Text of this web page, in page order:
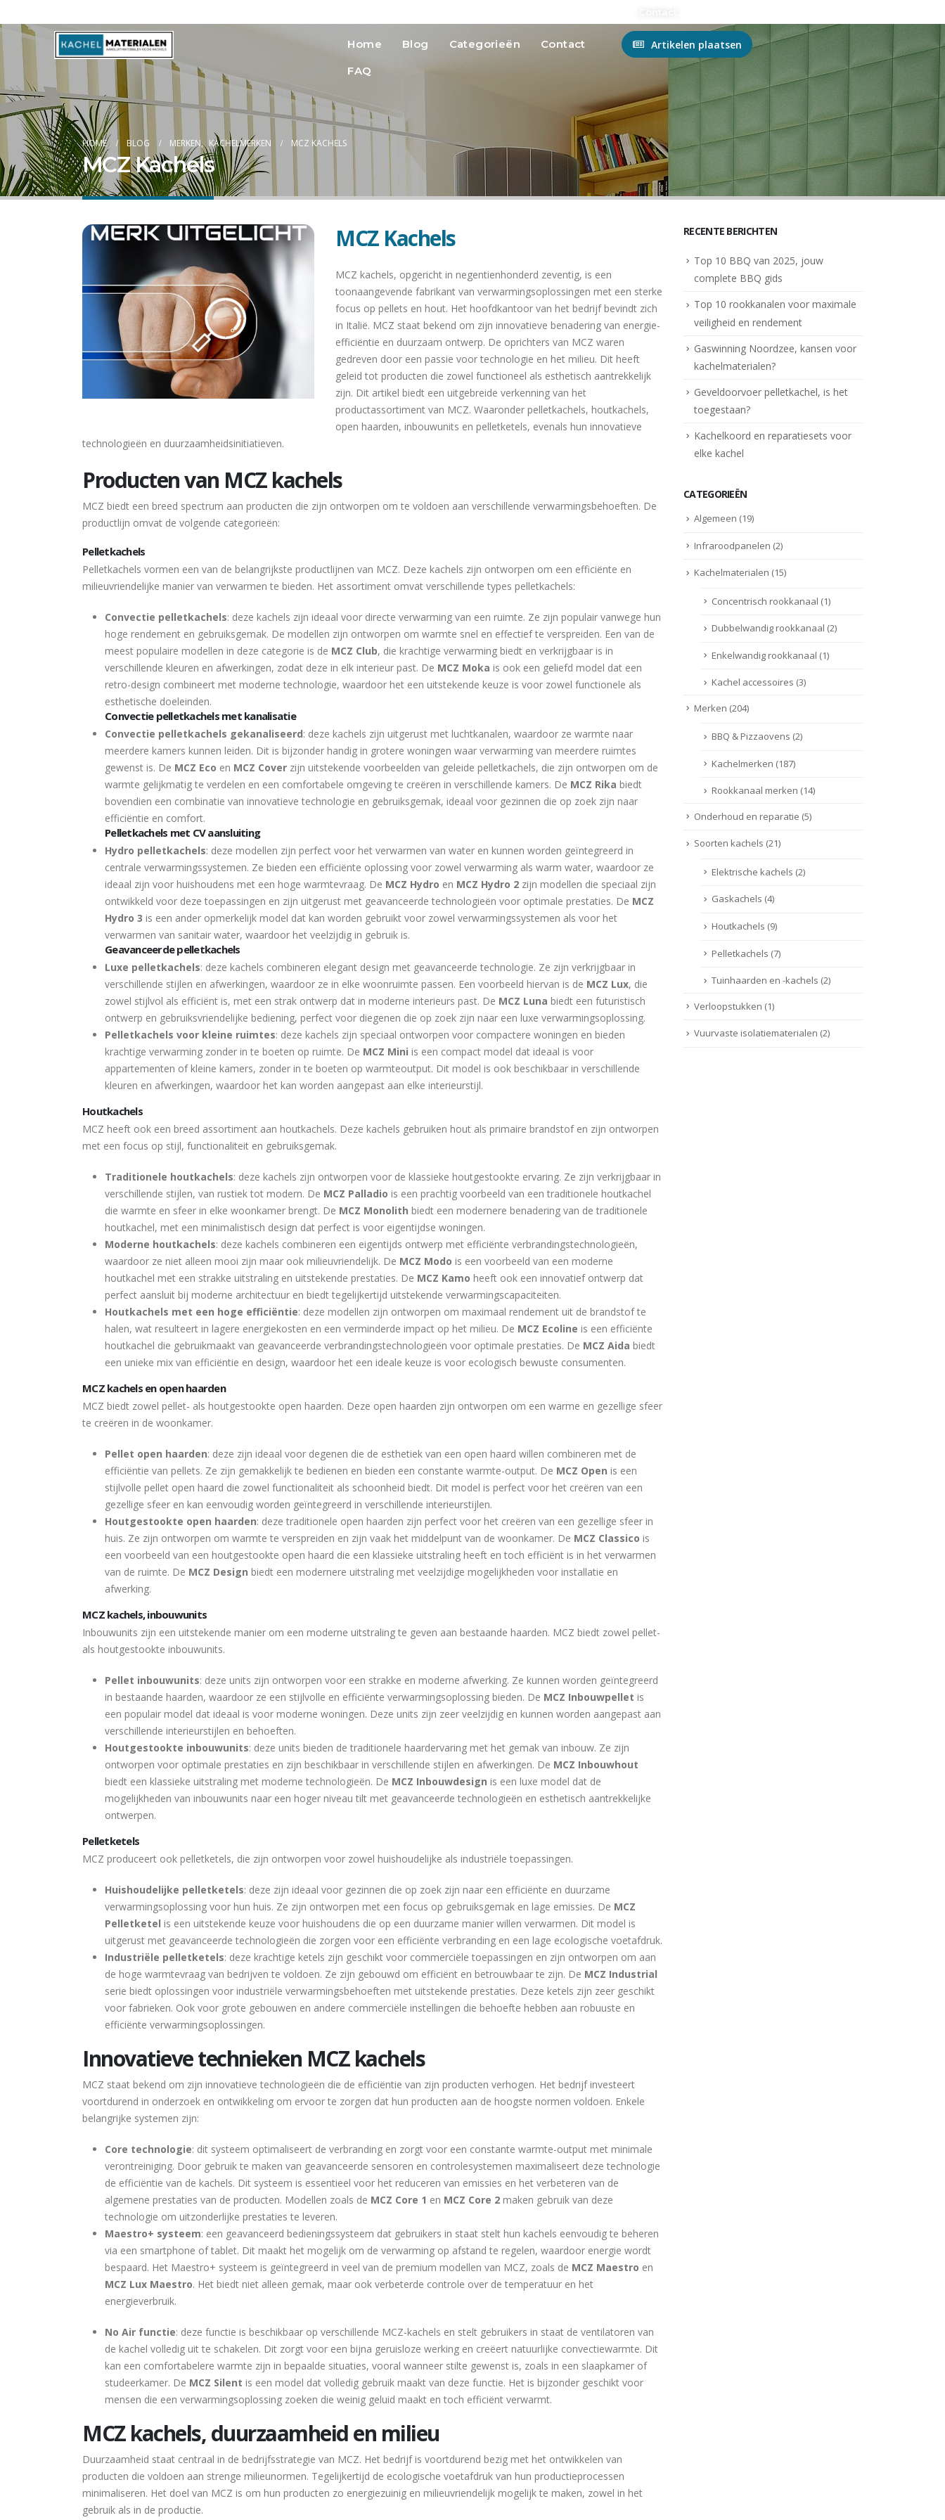
Home Blog Categorieën
Contact
FAQ
Artikelen plaatsen
HOME BLOG MERKEN, KACHELMERKEN MCZ KACHELS
MCZ Kachels
MCZ Kachels
MCZ kachels, opgericht in negentienhonderd zeventig, is een
toonaangevende fabrikant van verwarmingsoplossingen met een sterke
focus op pellets en hout. Het hoofdkantoor van het bedrijf bevindt zich
in Italië. MCZ staat bekend om zijn innovatieve benadering van energie-
efficiëntie en duurzaam ontwerp. De oprichters van MCZ waren
gedreven door een passie voor technologie en het milieu. Dit heeft
geleid tot producten die zowel functioneel als esthetisch aantrekkelijk
zijn. Dit artikel biedt een uitgebreide verkenning van het
productassortiment van MCZ. Waaronder pelletkachels, houtkachels,
open haarden, inbouwunits en pelletketels, evenals hun innovatieve
technologieën en duurzaamheidsinitiatieven.
Producten van MCZ kachels
MCZ biedt een breed spectrum aan producten die zijn ontworpen om te voldoen aan verschillende verwarmingsbehoeften. De
productlijn omvat de volgende categorieën:
Pelletkachels
Pelletkachels vormen een van de belangrijkste productlijnen van MCZ. Deze kachels zijn ontworpen om een efficiënte en
milieuvriendelijke manier van verwarmen te bieden. Het assortiment omvat verschillende types pelletkachels:
Convectie pelletkachels: deze kachels zijn ideaal voor directe verwarming van een ruimte. Ze zijn populair vanwege hun
hoge rendement en gebruiksgemak. De modellen zijn ontworpen om warmte snel en effectief te verspreiden. Een van de
meest populaire modellen in deze categorie is de MCZ Club, die krachtige verwarming biedt en verkrijgbaar is in
verschillende kleuren en afwerkingen, zodat deze in elk interieur past. De MCZ Moka is ook een geliefd model dat een
retro-design combineert met moderne technologie, waardoor het een uitstekende keuze is voor zowel functionele als
esthetische doeleinden.
Convectie pelletkachels met kanalisatie
Convectie pelletkachels gekanaliseerd: deze kachels zijn uitgerust met luchtkanalen, waardoor ze warmte naar
meerdere kamers kunnen leiden. Dit is bijzonder handig in grotere woningen waar verwarming van meerdere ruimtes
gewenst is. De MCZ Eco en MCZ Cover zijn uitstekende voorbeelden van geleide pelletkachels, die zijn ontworpen om de
warmte gelijkmatig te verdelen en een comfortabele omgeving te creëren in verschillende kamers. De MCZ Rika biedt
bovendien een combinatie van innovatieve technologie en gebruiksgemak, ideaal voor gezinnen die op zoek zijn naar
efficiëntie en comfort.
Pelletkachels met CV aansluiting
Hydro pelletkachels: deze modellen zijn perfect voor het verwarmen van water en kunnen worden geïntegreerd in
centrale verwarmingssystemen. Ze bieden een efficiënte oplossing voor zowel verwarming als warm water, waardoor ze
ideaal zijn voor huishoudens met een hoge warmtevraag. De MCZ Hydro en MCZ Hydro 2 zijn modellen die speciaal zijn
ontwikkeld voor deze toepassingen en zijn uitgerust met geavanceerde technologieën voor optimale prestaties. De MCZ
Hydro 3 is een ander opmerkelijk model dat kan worden gebruikt voor zowel verwarmingssystemen als voor het
verwarmen van sanitair water, waardoor het veelzijdig in gebruik is.
Geavanceerde pelletkachels
Luxe pelletkachels: deze kachels combineren elegant design met geavanceerde technologie. Ze zijn verkrijgbaar in
verschillende stijlen en afwerkingen, waardoor ze in elke woonruimte passen. Een voorbeeld hiervan is de MCZ Lux, die
zowel stijlvol als efficiënt is, met een strak ontwerp dat in moderne interieurs past. De MCZ Luna biedt een futuristisch
ontwerp en gebruiksvriendelijke bediening, perfect voor diegenen die op zoek zijn naar een luxe verwarmingsoplossing.
Pelletkachels voor kleine ruimtes: deze kachels zijn speciaal ontworpen voor compactere woningen en bieden
krachtige verwarming zonder in te boeten op ruimte. De MCZ Mini is een compact model dat ideaal is voor
appartementen of kleine kamers, zonder in te boeten op warmteoutput. Dit model is ook beschikbaar in verschillende
kleuren en afwerkingen, waardoor het kan worden aangepast aan elke interieurstijl.
Houtkachels
MCZ heeft ook een breed assortiment aan houtkachels. Deze kachels gebruiken hout als primaire brandstof en zijn ontworpen
met een focus op stijl, functionaliteit en gebruiksgemak.
Traditionele houtkachels: deze kachels zijn ontworpen voor de klassieke houtgestookte ervaring. Ze zijn verkrijgbaar in
verschillende stijlen, van rustiek tot modern. De MCZ Palladio is een prachtig voorbeeld van een traditionele houtkachel
die warmte en sfeer in elke woonkamer brengt. De MCZ Monolith biedt een modernere benadering van de traditionele
houtkachel, met een minimalistisch design dat perfect is voor eigentijdse woningen.
Moderne houtkachels: deze kachels combineren een eigentijds ontwerp met efficiënte verbrandingstechnologieën,
waardoor ze niet alleen mooi zijn maar ook milieuvriendelijk. De MCZ Modo is een voorbeeld van een moderne
houtkachel met een strakke uitstraling en uitstekende prestaties. De MCZ Kamo heeft ook een innovatief ontwerp dat
perfect aansluit bij moderne architectuur en biedt tegelijkertijd uitstekende verwarmingscapaciteiten.
Houtkachels met een hoge efficiëntie: deze modellen zijn ontworpen om maximaal rendement uit de brandstof te
halen, wat resulteert in lagere energiekosten en een verminderde impact op het milieu. De MCZ Ecoline is een efficiënte
houtkachel die gebruikmaakt van geavanceerde verbrandingstechnologieën voor optimale prestaties. De MCZ Aida biedt
een unieke mix van efficiëntie en design, waardoor het een ideale keuze is voor ecologisch bewuste consumenten.
MCZ kachels en open haarden
MCZ biedt zowel pellet- als houtgestookte open haarden. Deze open haarden zijn ontworpen om een warme en gezellige sfeer
te creëren in de woonkamer.
Pellet open haarden: deze zijn ideaal voor degenen die de esthetiek van een open haard willen combineren met de
efficiëntie van pellets. Ze zijn gemakkelijk te bedienen en bieden een constante warmte-output. De MCZ Open is een
stijlvolle pellet open haard die zowel functionaliteit als schoonheid biedt. Dit model is perfect voor het creëren van een
gezellige sfeer en kan eenvoudig worden geïntegreerd in verschillende interieurstijlen.
Houtgestookte open haarden: deze traditionele open haarden zijn perfect voor het creëren van een gezellige sfeer in
huis. Ze zijn ontworpen om warmte te verspreiden en zijn vaak het middelpunt van de woonkamer. De MCZ Classico is
een voorbeeld van een houtgestookte open haard die een klassieke uitstraling heeft en toch efficiënt is in het verwarmen
van de ruimte. De MCZ Design biedt een modernere uitstraling met veelzijdige mogelijkheden voor installatie en
afwerking.
MCZ kachels, inbouwunits
Inbouwunits zijn een uitstekende manier om een moderne uitstraling te geven aan bestaande haarden. MCZ biedt zowel pellet-
als houtgestookte inbouwunits.
Pellet inbouwunits: deze units zijn ontworpen voor een strakke en moderne afwerking. Ze kunnen worden geïntegreerd
in bestaande haarden, waardoor ze een stijlvolle en efficiënte verwarmingsoplossing bieden. De MCZ Inbouwpellet is
een populair model dat ideaal is voor moderne woningen. Deze units zijn zeer veelzijdig en kunnen worden aangepast aan
verschillende interieurstijlen en behoeften.
Houtgestookte inbouwunits: deze units bieden de traditionele haardervaring met het gemak van inbouw. Ze zijn
ontworpen voor optimale prestaties en zijn beschikbaar in verschillende stijlen en afwerkingen. De MCZ Inbouwhout
biedt een klassieke uitstraling met moderne technologieën. De MCZ Inbouwdesign is een luxe model dat de
mogelijkheden van inbouwunits naar een hoger niveau tilt met geavanceerde technologieën en esthetisch aantrekkelijke
ontwerpen.
Pelletketels
MCZ produceert ook pelletketels, die zijn ontworpen voor zowel huishoudelijke als industriële toepassingen.
Huishoudelijke pelletketels: deze zijn ideaal voor gezinnen die op zoek zijn naar een efficiënte en duurzame
verwarmingsoplossing voor hun huis. Ze zijn ontworpen met een focus op gebruiksgemak en lage emissies. De MCZ
Pelletketel is een uitstekende keuze voor huishoudens die op een duurzame manier willen verwarmen. Dit model is
uitgerust met geavanceerde technologieën die zorgen voor een efficiënte verbranding en een lage ecologische voetafdruk.
Industriële pelletketels: deze krachtige ketels zijn geschikt voor commerciële toepassingen en zijn ontworpen om aan
de hoge warmtevraag van bedrijven te voldoen. Ze zijn gebouwd om efficiënt en betrouwbaar te zijn. De MCZ Industrial
serie biedt oplossingen voor industriële verwarmingsbehoeften met uitstekende prestaties. Deze ketels zijn zeer geschikt
voor fabrieken. Ook voor grote gebouwen en andere commerciële instellingen die behoefte hebben aan robuuste en
efficiënte verwarmingsoplossingen.
Innovatieve technieken MCZ kachels
MCZ staat bekend om zijn innovatieve technologieën die de efficiëntie van zijn producten verhogen. Het bedrijf investeert
voortdurend in onderzoek en ontwikkeling om ervoor te zorgen dat hun producten aan de hoogste normen voldoen. Enkele
belangrijke systemen zijn:
Core technologie: dit systeem optimaliseert de verbranding en zorgt voor een constante warmte-output met minimale
verontreiniging. Door gebruik te maken van geavanceerde sensoren en controlesystemen maximaliseert deze technologie
de efficiëntie van de kachels. Dit systeem is essentieel voor het reduceren van emissies en het verbeteren van de
algemene prestaties van de producten. Modellen zoals de MCZ Core 1 en MCZ Core 2 maken gebruik van deze
technologie om uitzonderlijke prestaties te leveren.
Maestro+ systeem: een geavanceerd bedieningssysteem dat gebruikers in staat stelt hun kachels eenvoudig te beheren
via een smartphone of tablet. Dit maakt het mogelijk om de verwarming op afstand te regelen, waardoor energie wordt
bespaard. Het Maestro+ systeem is geïntegreerd in veel van de premium modellen van MCZ, zoals de MCZ Maestro en
MCZ Lux Maestro. Het biedt niet alleen gemak, maar ook verbeterde controle over de temperatuur en het
energieverbruik.
No Air functie: deze functie is beschikbaar op verschillende MCZ-kachels en stelt gebruikers in staat de ventilatoren van
de kachel volledig uit te schakelen. Dit zorgt voor een bijna geruisloze werking en creëert natuurlijke convectiewarmte. Dit
kan een comfortabelere warmte zijn in bepaalde situaties, vooral wanneer stilte gewenst is, zoals in een slaapkamer of
studeerkamer. De MCZ Silent is een model dat volledig gebruik maakt van deze functie. Het is bijzonder geschikt voor
mensen die een verwarmingsoplossing zoeken die weinig geluid maakt en toch efficiënt verwarmt.
MCZ kachels, duurzaamheid en milieu
Duurzaamheid staat centraal in de bedrijfsstrategie van MCZ. Het bedrijf is voortdurend bezig met het ontwikkelen van
producten die voldoen aan strenge milieunormen. Tegelijkertijd de ecologische voetafdruk van hun productieprocessen
minimaliseren. Het doel van MCZ is om hun producten zo energiezuinig en milieuvriendelijk mogelijk te maken, zowel in het
gebruik als in de productie.
RECENTE BERICHTEN
Top 10 BBQ van 2025, jouw
complete BBQ gids
Top 10 rookkanalen voor maximale
veiligheid en rendement
Gaswinning Noordzee, kansen voor
kachelmaterialen?
Geveldoorvoer pelletkachel, is het
toegestaan?
Kachelkoord en reparatiesets voor
elke kachel
CATEGORIEËN
Algemeen (19)
Infraroodpanelen (2)
Kachelmaterialen (15)
Concentrisch rookkanaal (1)
Dubbelwandig rookkanaal (2)
Enkelwandig rookkanaal (1)
Kachel accessoires (3)
Merken (204)
BBQ & Pizzaovens (2)
Kachelmerken (187)
Rookkanaal merken (14)
Onderhoud en reparatie (5)
Soorten kachels (21)
Elektrische kachels (2)
Gaskachels (4)
Houtkachels (9)
Pelletkachels (7)
Tuinhaarden en -kachels (2)
Verloopstukken (1)
Vuurvaste isolatiematerialen (2)